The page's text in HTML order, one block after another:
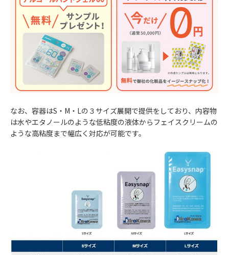
なお、容器はS・M・Lの３サイズ展開で提供をしており、内容物
は水やエタノールのような低粘度の液体からフェイスクリームの
ような高粘度まで幅広く対応が可能です。